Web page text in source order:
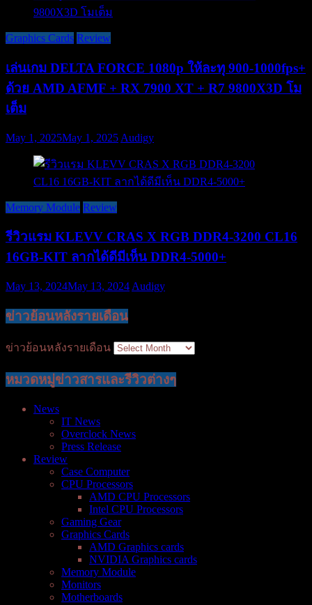
Graphics Cards Review
เล่นเกม DELTA FORCE 1080p ให้ละทุ 900-1000fps+
ด้วย AMD AFMF + RX 7900 XT + R7 9800X3D โม
เต็ม
May 1, 2025May 1, 2025 Audigy
Memory Module Review
รีวิวแรม KLEVV CRAS X RGB DDR4-3200 CL16
16GB-KIT ลากได้ดีมีเห็น DDR4-5000+
May 13, 2024May 13, 2024 Audigy
ข่าวย้อนหลังรายเดือน
ข่าวย้อนหลังรายเดือน
หมวดหมู่ข่าวสารและรีวิวต่างๆ
News
IT News
Overclock News
Press Release
Review
Case Computer
CPU Processors
AMD CPU Processors
Intel CPU Processors
Gaming Gear
Graphics Cards
AMD Graphics cards
NVIDIA Graphics cards
Memory Module
Monitors
Motherboards